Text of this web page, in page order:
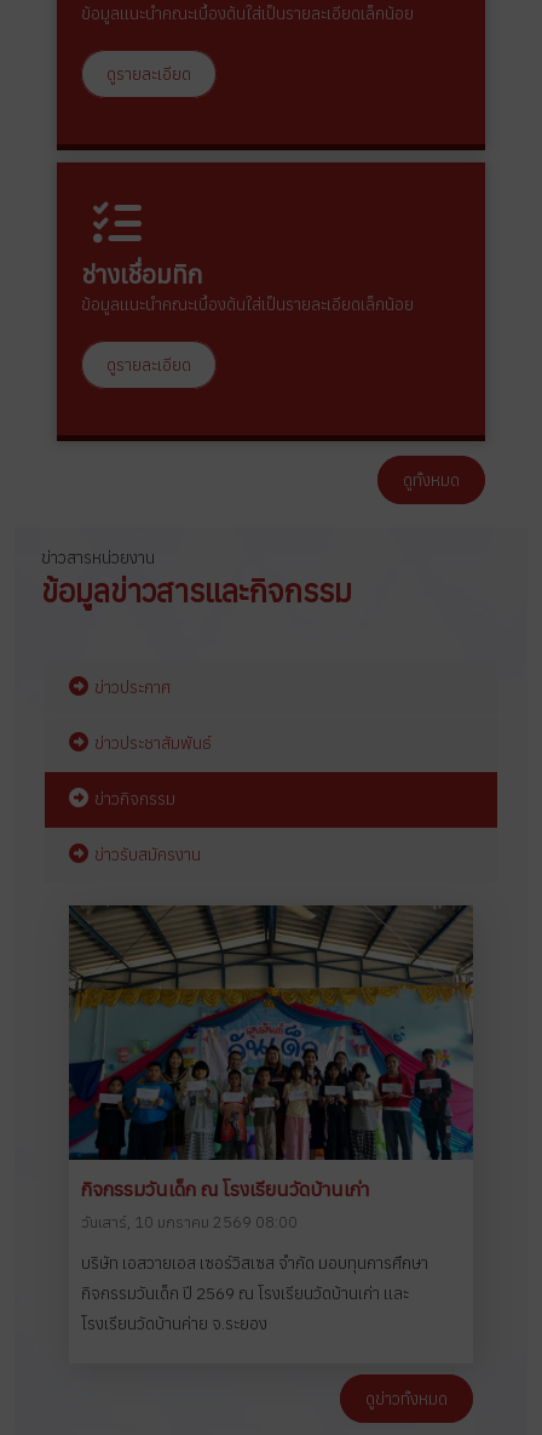
ข้อมูลแนะนำคณะเบื้องต้นใส่เป็นรายละเอียดเล็กน้อย
ดูรายละเอียด
ช่างเชื่อมทิก
ข้อมูลแนะนำคณะเบื้องต้นใส่เป็นรายละเอียดเล็กน้อย
ดูรายละเอียด
ดูทั้งหมด
ข่าวสารหน่วยงาน
ข้อมูลข่าวสารและกิจกรรม
ข่าวประกาศ
ข่าวประชาสัมพันธ์
ข่าวกิจกรรม
ข่าวรับสมัครงาน
กิจกรรมวันเด็ก ณ โรงเรียนวัดบ้านเก่า
วันเสาร์, 10 มกราคม 2569 08:00
บริษัท เอสวายเอส เซอร์วิสเซส จำกัด มอบทุนการศึกษา
กิจกรรมวันเด็ก ปี 2569 ณ โรงเรียนวัดบ้านเก่า และ
โรงเรียนวัดบ้านค่าย จ.ระยอง
ดูข่าวทั้งหมด